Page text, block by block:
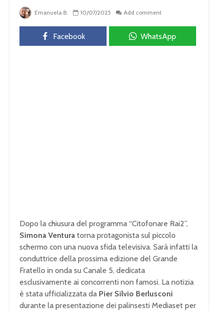
Emanuela B. 10/07/2025 Add comment
Facebook WhatsApp
Dopo la chiusura del programma “Citofonare Rai2”,
Simona Ventura torna protagonista sul piccolo
schermo con una nuova sfida televisiva. Sarà infatti la
conduttrice della prossima edizione del Grande
Fratello in onda su Canale 5, dedicata
esclusivamente ai concorrenti non famosi. La notizia
è stata ufficializzata da Pier Silvio Berlusconi
durante la presentazione dei palinsesti Mediaset per